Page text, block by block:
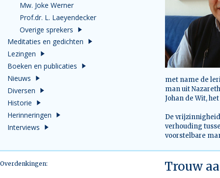
Mw. Joke Werner
Prof.dr. L. Laeyendecker
Overige sprekers
Meditaties en gedichten
Lezingen
Boeken en publicaties
Nieuws
Diversen
Historie
Herinneringen
Interviews
met name de
man uit
Johan de Wit,
De
verhouding
voorstelbare
Overdenkingen: Trouw